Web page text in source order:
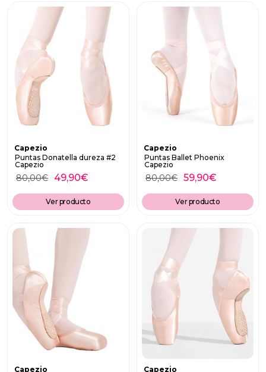
Capezio
Puntas Donatella dureza #2
Capezio
80,00€ 49,90€
Ver producto
Capezio
Puntas Ballet Phoenix
Capezio
80,00€ 59,90€
Ver producto
Capezio Capezio